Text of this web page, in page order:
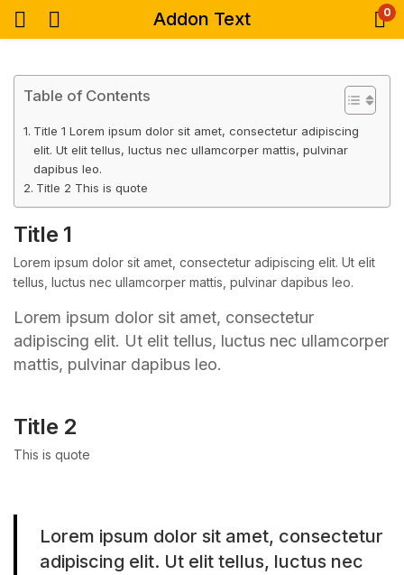
Addon Text 0
Table of Contents
Title 1 Lorem ipsum dolor sit amet, consectetur adipiscing
elit. Ut elit tellus, luctus nec ullamcorper mattis, pulvinar
dapibus leo.
Title 2 This is quote
Title 1
Lorem ipsum dolor sit amet, consectetur adipiscing elit. Ut elit
tellus, luctus nec ullamcorper mattis, pulvinar dapibus leo.
Lorem ipsum dolor sit amet, consectetur
adipiscing elit. Ut elit tellus, luctus nec ullamcorper
mattis, pulvinar dapibus leo.
Title 2
This is quote
Lorem ipsum dolor sit amet, consectetur
adipiscing elit. Ut elit tellus, luctus nec